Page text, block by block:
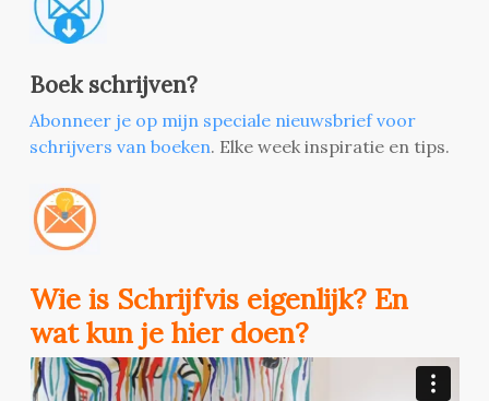
Boek schrijven?
Abonneer je op mijn speciale nieuwsbrief voor
schrijvers van boeken. Elke week inspiratie en tips.
Wie is Schrijfvis eigenlijk? En
wat kun je hier doen?